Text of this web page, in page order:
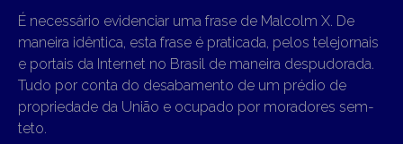
É necessário evidenciar uma frase de Malcolm X. De
maneira idêntica, esta frase é praticada, pelos telejornais
e portais da Internet no Brasil de maneira despudorada.
Tudo por conta do desabamento de um prédio de
propriedade da União e ocupado por moradores sem-
teto.